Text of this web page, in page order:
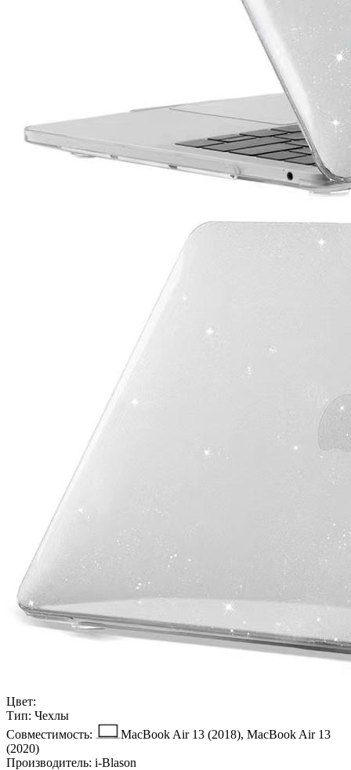
Цвет:
Тип: Чехлы
Совместимость:
MacBook Air 13 (2018), MacBook Air 13
(2020)
Производитель: i-Blason